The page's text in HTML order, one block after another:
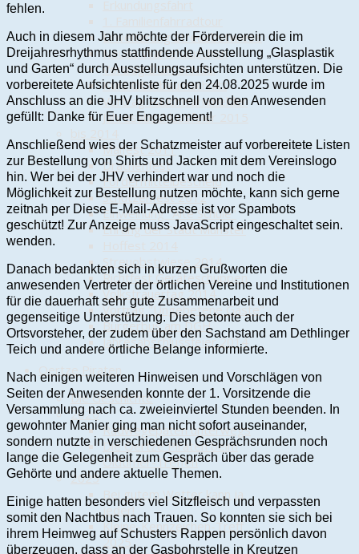
Erweiterung Streuobstwiese
Neues Wartehäuschen
Vortrag DGH in Nds.
Kurs Obstbaumschnitt
Vortrag Rauchwarnmelder
Jahresabschlussfeier 2015
Maifest 2011
Drachenfest
Fördermittelbescheid
Schützenfest 2012
Einweihung "Alte Schule"
Ehrung der Stadt Munster
Streuobstwiese 2014
Richtfest Geräteschuppen
Volkstrauertag 2014
Vortrag "Ungebetene Gäste"
Bürgerbus am DGH
Jahresabschlussfeier 2014
Oertze Piraten
Die Geschichte
2026
Radwegepaten unterwegs
Die Oertze Piraten beim
Oldtimer-Treffen
2025
Bei gutem Wetter kann ja
jeder!
Kleine-Kennzeichen-Treff
2025
fehlen.
Auch in diesem Jahr möchte der Förderverein die im
Dreijahresrhythmus stattfindende Ausstellung „Glasplastik
und Garten“ durch Ausstellungsaufsichten unterstützen. Die
vorbereitete Aufsichtenliste für den 24.08.2025 wurde im
Anschluss an die JHV blitzschnell von den Anwesenden
gefüllt: Danke für Euer Engagement!
Anschließend wies der Schatzmeister auf vorbereitete Listen
zur Bestellung von Shirts und Jacken mit dem Vereinslogo
hin. Wer bei der JHV verhindert war und noch die
Möglichkeit zur Bestellung nutzen möchte, kann sich gerne
zeitnah per Diese E-Mail-Adresse ist vor Spambots
geschützt! Zur Anzeige muss JavaScript eingeschaltet sein.
wenden.
Danach bedankten sich in kurzen Grußworten die
anwesenden Vertreter der örtlichen Vereine und Institutionen
für die dauerhaft sehr gute Zusammenarbeit und
gegenseitige Unterstützung. Dies betonte auch der
Ortsvorsteher, der zudem über den Sachstand am Dethlinger
Teich und andere örtliche Belange informierte.
Nach einigen weiteren Hinweisen und Vorschlägen von
Seiten der Anwesenden konnte der 1. Vorsitzende die
Versammlung nach ca. zweieinviertel Stunden beenden. In
gewohnter Manier ging man nicht sofort auseinander,
sondern nutzte in verschiedenen Gesprächsrunden noch
lange die Gelegenheit zum Gespräch über das gerade
Gehörte und andere aktuelle Themen.
Einige hatten besonders viel Sitzfleisch und verpassten
somit den Nachtbus nach Trauen. So konnten sie sich bei
ihrem Heimweg auf Schusters Rappen persönlich davon
überzeugen, dass an der Gasbohrstelle in Kreutzen